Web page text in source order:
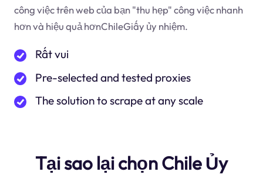
công việc trên web của bạn "thu hẹp" công việc nhanh
hơn và hiệu quả hơnChileGiấy ủy nhiệm.
Rất vui
Pre-selected and tested proxies
The solution to scrape at any scale
Tại sao lại chọn Chile Ủy